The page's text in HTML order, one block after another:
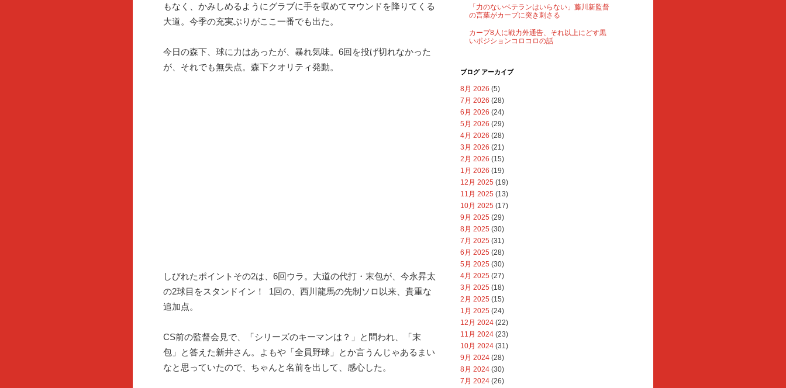
もなく、かみしめるようにグラブに手を収めてマウンドを降りてくる
大道。今季の充実ぶりがここ一番でも出た。
今日の森下、球に力はあったが、暴れ気味。6回を投げ切れなかった
が、それでも無失点。森下クオリティ発動。
しびれたポイントその2は、6回ウラ。大道の代打・末包が、今永昇太
の2球目をスタンドイン！ 1回の、西川龍馬の先制ソロ以来、貴重な
追加点。
CS前の監督会見で、「シリーズのキーマンは？」と問われ、「末
包」と答えた新井さん。よもや「全員野球」とか言うんじゃあるまい
なと思っていたので、ちゃんと名前を出して、感心した。
「力のないベテランはいらない」藤川新監督
の言葉がカープに突き刺さる
カープ8人に戦力外通告、それ以上にどす黒
いポジションコロコロの話
ブログ アーカイブ
8月 2026 (5)
7月 2026 (28)
6月 2026 (24)
5月 2026 (29)
4月 2026 (28)
3月 2026 (21)
2月 2026 (15)
1月 2026 (19)
12月 2025 (19)
11月 2025 (13)
10月 2025 (17)
9月 2025 (29)
8月 2025 (30)
7月 2025 (31)
6月 2025 (28)
5月 2025 (30)
4月 2025 (27)
3月 2025 (18)
2月 2025 (15)
1月 2025 (24)
12月 2024 (22)
11月 2024 (23)
10月 2024 (31)
9月 2024 (28)
8月 2024 (30)
7月 2024 (26)